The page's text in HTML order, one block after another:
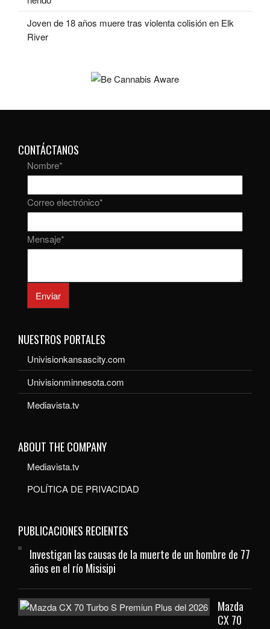
Joven de 18 años muere tras violenta colisión en Elk
River
CONTÁCTANOS
Nombre*
Correo electrónico*
Mensaje*
Enviar
NUESTROS PORTALES
Univisionkansascity.com
Univisionminnesota.com
Mediavista.tv
ABOUT THE COMPANY
Mediavista.tv
POLÍTICA DE PRIVACIDAD
PUBLICACIONES RECIENTES
Investigan las causas de la muerte de un hombre de 77
años en el río Misisipi
Mazda
CX 70